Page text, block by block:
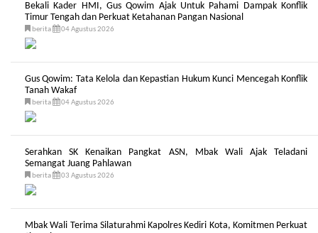
Bekali Kader HMI, Gus Qowim Ajak Untuk Pahami Dampak Konflik
Timur Tengah dan Perkuat Ketahanan Pangan Nasional
berita 04 Agustus 2026
Gus Qowim: Tata Kelola dan Kepastian Hukum Kunci Mencegah Konflik
Tanah Wakaf
berita 04 Agustus 2026
Serahkan SK Kenaikan Pangkat ASN, Mbak Wali Ajak Teladani
Semangat Juang Pahlawan
berita 03 Agustus 2026
Mbak Wali Terima Silaturahmi Kapolres Kediri Kota, Komitmen Perkuat